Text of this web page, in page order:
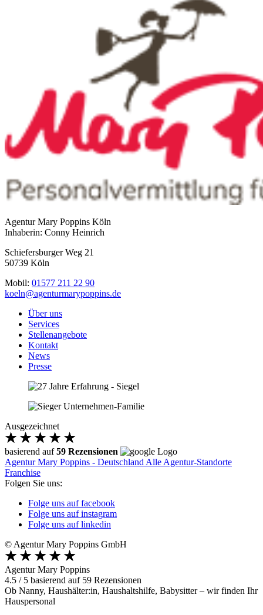
Agentur Mary Poppins Köln
Inhaberin: Conny Heinrich
Schiefersburger Weg 21
50739 Köln
Mobil: 01577 211 22 90
koeln@agenturmarypoppins.de
Über uns
Services
Stellenangebote
Kontakt
News
Presse
Ausgezeichnet
basierend auf59 Rezensionen
Agentur Mary Poppins - Deutschland Alle Agentur-Standorte
Franchise
Folgen Sie uns:
Folge uns auf facebook
Folge uns auf instagram
Folge uns auf linkedin
© Agentur Mary Poppins GmbH
Agentur Mary Poppins
4.5 / 5 basierend auf 59 Rezensionen
Ob Nanny, Haushälter:in, Haushaltshilfe, Babysitter – wir finden Ihr
Hauspersonal